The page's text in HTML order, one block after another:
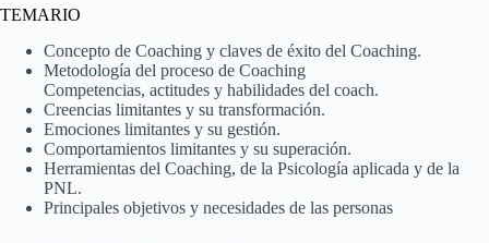
TEMARIO
Concepto de Coaching y claves de éxito del Coaching.
Metodología del proceso de Coaching
Competencias, actitudes y habilidades del coach.
Creencias limitantes y su transformación.
Emociones limitantes y su gestión.
Comportamientos limitantes y su superación.
Herramientas del Coaching, de la Psicología aplicada y de la
PNL.
Principales objetivos y necesidades de las personas